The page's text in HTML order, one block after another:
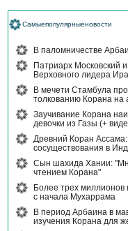
Самыепопулярныеновости
В паломничестве
Патриарх Московский
Верховного лидера
В мечети Стамбула
толкованию Корана на
Заучивание Корана
девочки из Газы (+
Древний Коран Ассама:
сосуществования в
Сын шахида Хании:
чтением Корана"
Более трех
с начала Мухаррама
В период Арбаина в
изучения Корана для